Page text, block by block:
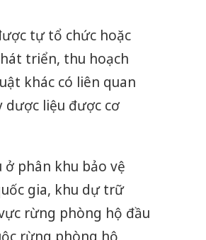
tự tổ chức hoặc
triển, thu hoạch
khác có liên quan
liệu được cơ
phân khu bảo vệ
gia, khu dự trữ
rừng phòng hộ đầu